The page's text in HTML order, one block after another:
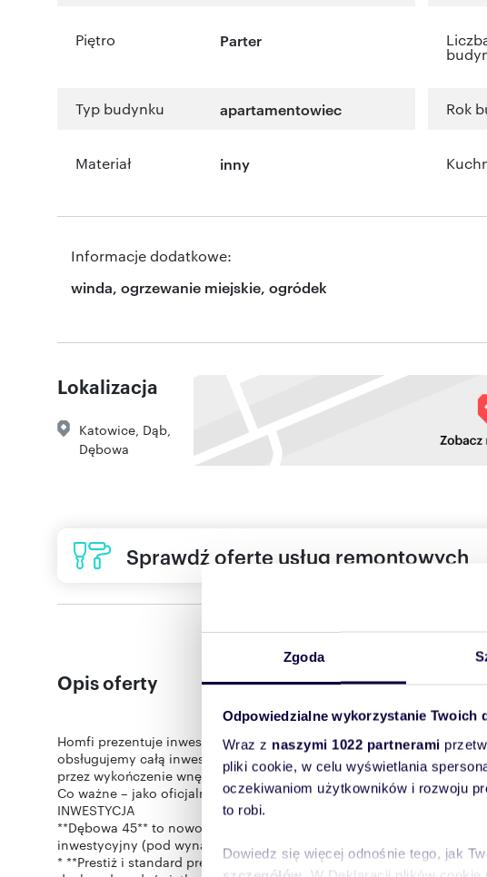
Zgoda
Odpowiedzialne wykorzystanie Twoich
Wraz z naszymi 1022 partnerami
pliki cookie, w celu wyświetlania
oczekiwaniom użytkowników i rozwoju
to robi.
Dowiedz się więcej odnośnie tego, jak
Piętro Parter
Typ budynku apartamentowiec Rok
Materiał inny
Informacje dodatkowe:
winda, ogrzewanie miejskie, ogródek
Lokalizacja
Katowice Dąb
Dębowa
Sprawdź ofertę usług remontowych
Opis oferty
Homfi prezentuje inwestycję Dębowa 45 w Katowicach. Jako
obsługujemy całą inwestycję. Pomagamy na każdym etapie: od
przez wykończenie wnętrz „pod klucz”, aż po znalezienie najemcy i
Co ważne – jako oficjalne biuro sprzedaży nie pobieramy prowizji od
INWESTYCJA
**Dębowa 45** to nowoczesny, kameralny budynek wielorodzinny w
inwestycyjny (pod wynajem długo- lub krótkoterminowy) oraz
* **Prestiż i standard premium:** 5-kondygnacyjny budynek o